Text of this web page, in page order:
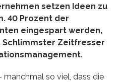
setzen Ideen zu
40 Prozent der
eingespart werden,
Schlimmster Zeitfresser
so viel, dass die